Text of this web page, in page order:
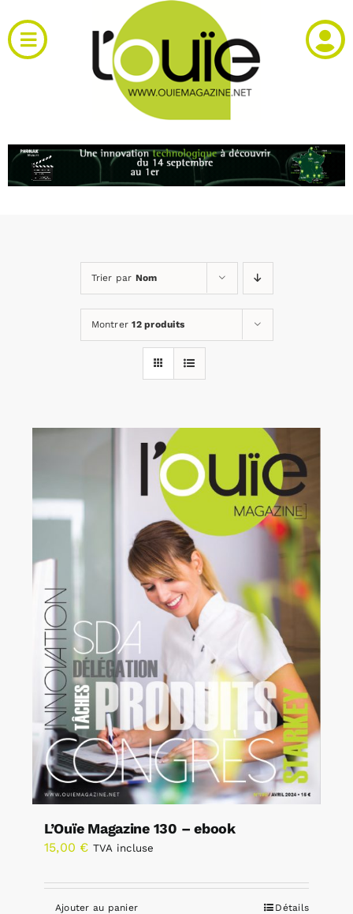
au
contenu
Toggle
Navigation
RH et emploi
Trier par Nom
Montrer12 produits
L’Ouïe Magazine 130 – ebook
15,00 € TVA incluse
Ajouter au panier Détails